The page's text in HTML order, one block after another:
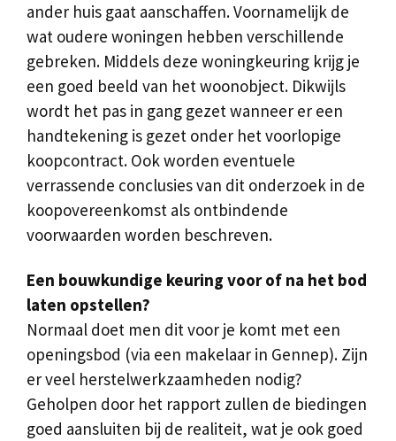
ander huis gaat aanschaffen. Voornamelijk de
wat oudere woningen hebben verschillende
gebreken. Middels deze woningkeuring krijg je
een goed beeld van het woonobject. Dikwijls
wordt het pas in gang gezet wanneer er een
handtekening is gezet onder het voorlopige
koopcontract. Ook worden eventuele
verrassende conclusies van dit onderzoek in de
koopovereenkomst als ontbindende
voorwaarden worden beschreven.
Een bouwkundige keuring voor of na het bod
laten opstellen?
Normaal doet men dit voor je komt met een
openingsbod (via een makelaar in Gennep). Zijn
er veel herstelwerkzaamheden nodig?
Geholpen door het rapport zullen de biedingen
goed aansluiten bij de realiteit, wat je ook goed